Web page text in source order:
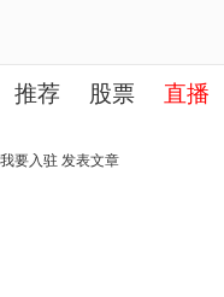
推荐 股票 直播
理财 行业
我要入驻 发表文章